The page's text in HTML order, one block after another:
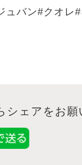
ュバン#クオレ
シェアをお